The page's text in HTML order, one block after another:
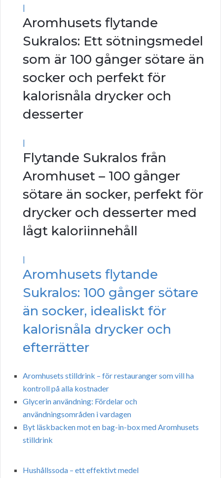
|
Aromhusets flytande
Sukralos: Ett sötningsmedel
som är 100 gånger sötare än
socker och perfekt för
kalorisnåla drycker och
desserter
|
Flytande Sukralos från
Aromhuset – 100 gånger
sötare än socker, perfekt för
drycker och desserter med
lågt kaloriinnehåll
|
Aromhusets flytande
Sukralos: 100 gånger sötare
än socker, idealiskt för
kalorisnåla drycker och
efterrätter
Aromhusets stilldrink – för restauranger som vill ha
kontroll på alla kostnader
Glycerin användning: Fördelar och
användningsområden i vardagen
Byt läskbacken mot en bag-in-box med Aromhusets
stilldrink
Hushållssoda – ett effektivt medel